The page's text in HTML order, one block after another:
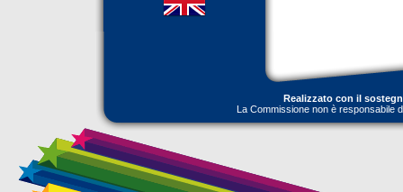
Realizzato con il
La Commissione non è responsabile